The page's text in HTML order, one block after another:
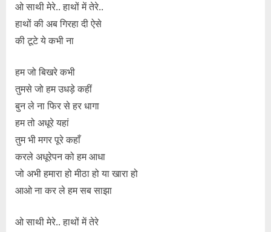
ओ साथी मेरे.. हाथों में तेरे..
हाथों की अब गिरहा दी ऐसे
की टूटे ये कभी ना
हम जो बिखरे कभी
तुमसे जो हम उधड़े कहीं
बुन ले ना फिर से हर धागा
हम तो अधूरे यहां
तुम भी मगर पूरे कहाँ
करले अधूरेपन को हम आधा
जो अभी हमारा हो मीठा हो या खारा हो
आओ ना कर ले हम सब साझा
ओ साथी मेरे.. हाथों में तेरे